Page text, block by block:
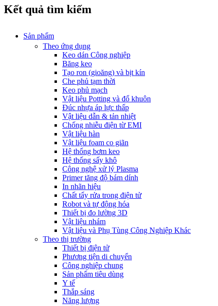
Kết quả tìm kiếm
Sản phẩm
Theo ứng dụng
Keo dán Công nghiệp
Băng keo
Tạo ron (gioăng) và bịt kín
Che phủ tạm thời
Keo phủ mạch
Vật liệu Potting và đổ khuôn
Đúc nhựa áp lực thấp
Vật liệu dẫn & tản nhiệt
Chống nhiễu điện từ EMI
Vật liệu hàn
Vật liệu foam co giãn
Hệ thống bơm keo
Hệ thống sấy khô
Công nghệ xử lý Plasma
Primer tăng độ bám dính
In nhãn hiệu
Chất tẩy rửa trong điện tử
Robot và tự động hóa
Thiết bị đo lường 3D
Vật liệu nhám
Vật liệu và Phụ Tùng Công Nghiệp Khác
Theo thị trường
Thiết bị điện tử
Phương tiện di chuyển
Công nghiệp chung
Sản phẩm tiêu dùng
Y tế
Thắp sáng
Năng lượng